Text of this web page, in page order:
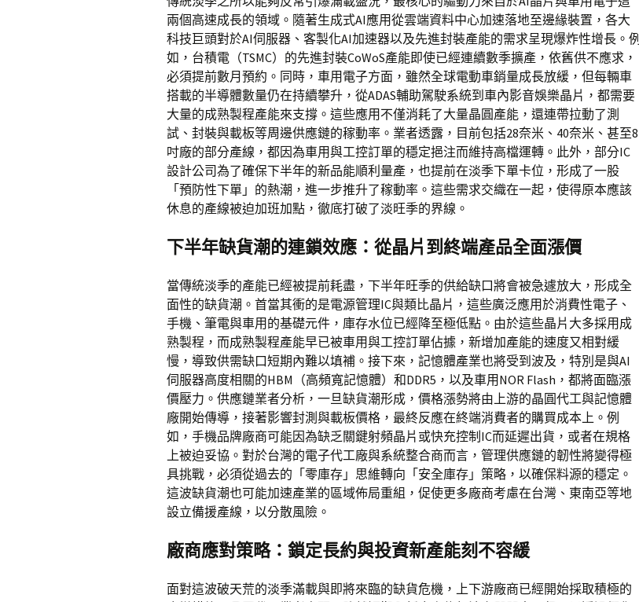
兩個高速成長的領域。隨著生成式AI應用從雲端資料中心加速落地至邊緣裝置，各大
科技巨頭對於AI伺服器、客製化AI加速器以及先進封裝產能的需求呈現爆炸性增長。例
如，台積電（TSMC）的先進封裝CoWoS產能即使已經連續數季擴產，依舊供不應求，
必須提前數月預約。同時，車用電子方面，雖然全球電動車銷量成長放緩，但每輛車
搭載的半導體數量仍在持續攀升，從ADAS輔助駕駛系統到車內影音娛樂晶片，都需要
大量的成熟製程產能來支撐。這些應用不僅消耗了大量晶圓產能，還連帶拉動了測
試、封裝與載板等周邊供應鏈的稼動率。業者透露，目前包括28奈米、40奈米、甚至8
吋廠的部分產線，都因為車用與工控訂單的穩定挹注而維持高檔運轉。此外，部分IC
設計公司為了確保下半年的新品能順利量產，也提前在淡季下單卡位，形成了一股
「預防性下單」的熱潮，進一步推升了稼動率。這些需求交織在一起，使得原本應該
休息的產線被迫加班加點，徹底打破了淡旺季的界線。
下半年缺貨潮的連鎖效應：從晶片到終端產品全面漲價
當傳統淡季的產能已經被提前耗盡，下半年旺季的供給缺口將會被急遽放大，形成全
面性的缺貨潮。首當其衝的是電源管理IC與類比晶片，這些廣泛應用於消費性電子、
手機、筆電與車用的基礎元件，庫存水位已經降至極低點。由於這些晶片大多採用成
熟製程，而成熟製程產能早已被車用與工控訂單佔據，新增加產能的速度又相對緩
慢，導致供需缺口短期內難以填補。接下來，記憶體產業也將受到波及，特別是與AI
伺服器高度相關的HBM（高頻寬記憶體）和DDR5，以及車用NOR Flash，都將面臨漲
價壓力。供應鏈業者分析，一旦缺貨潮形成，價格漲勢將由上游的晶圓代工與記憶體
廠開始傳導，接著影響封測與載板價格，最終反應在終端消費者的購買成本上。例
如，手機品牌廠商可能因為缺乏關鍵射頻晶片或快充控制IC而延遲出貨，或者在規格
上被迫妥協。對於台灣的電子代工廠與系統整合商而言，管理供應鏈的韌性將變得極
具挑戰，必須從過去的「零庫存」思維轉向「安全庫存」策略，以確保料源的穩定。
這波缺貨潮也可能加速產業的區域佈局重組，促使更多廠商考慮在台灣、東南亞等地
設立備援產線，以分散風險。
廠商應對策略：鎖定長約與投資新產能刻不容緩
面對這波破天荒的淡季滿載與即將來臨的缺貨危機，上下游廠商已經開始採取積極的